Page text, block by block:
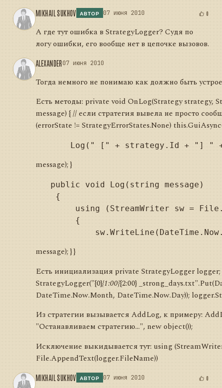
MIKHAIL SUKHOV АВТОР 07 июня 2010 0
А где тут ошибка в StrategyLogger? Судя по
логу ошибки, его вообще нет в цепочке вызовов.
ALEXANDER07 июня 2010
Тогда немного не понимаю как должно быть
Есть методы: private void OnLog(Strategy strategy,
message) { // если стратегия вывела не просто
(errorState != StrategyErrorStates.None)
message); }
   public void Log(string message)
    {
using (StreamWriter sw =
        {
message); } }
Есть инициализация private StrategyLogger
StrategyLogger("{0}{1:00}{2:00}
DateTime.Now.Month, DateTime.Now.Day));
Из стратегии вызывается AddLog, к примеру:
"Останавливаем стратегию...", new object());
Исключение выкидывается тут: using
File.AppendText(logger.FileName))
MIKHAIL SUKHOV АВТОР 07 июня 2010 0